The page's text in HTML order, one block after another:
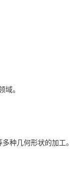
域。
种几何形状的加工。